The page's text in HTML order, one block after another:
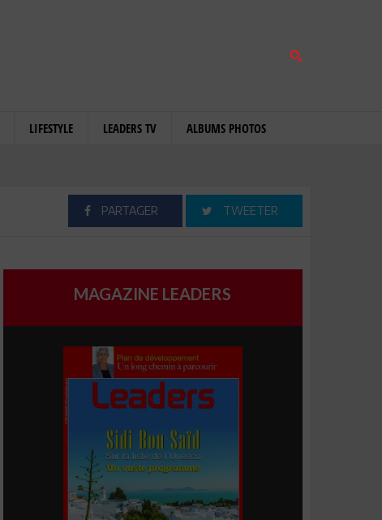
LIFESTYLE LEADERS TV ALBUMS PHOTOS
PARTAGER TWEETER
MAGAZINE LEADERS